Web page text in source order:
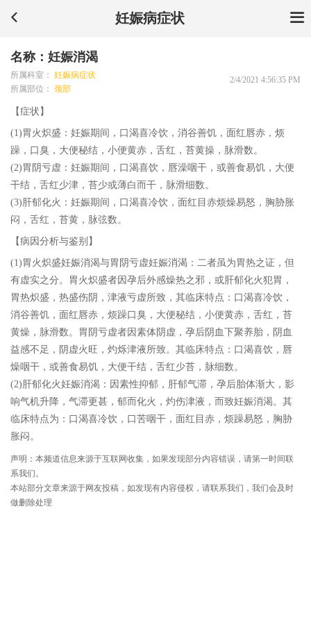
妊娠病症状
名称：妊娠消渴
所属科室： 妊娠病症状
所属部位： 颈部
2/4/2021 4:56:35 PM
【症状】
(1)胃火炽盛：妊娠期间，口渴喜冷饮，消谷善饥，面红唇赤，烦
躁，口臭，大便秘结，小便黄赤，舌红，苔黄操，脉滑数。
(2)胃阴亏虚：妊娠期间，口渴喜饮，唇澡咽干，或善食易饥，大便
干结，舌红少津，苔少或薄白而干，脉滑细数。
(3)肝郁化火：妊娠期间，口渴喜冷饮，面红目赤烦燥易怒，胸胁胀
闷，舌红，苔黄，脉弦数。
【病因分析与鉴别】
(1)胃火炽盛妊娠消渴与胃阴亏虚妊娠消渴：二者虽为胃热之证，但
有虚实之分。胃火炽盛者因孕后外感燥热之邪，或肝郁化火犯胃，
胃热炽盛，热盛伤阴，津液亏虚所致，其临床特点：口渴喜冷饮，
消谷善饥，面红唇赤，烦躁口臭，大便秘结，小便黄赤，舌红，苔
黄燥，脉滑数。胃阴亏虚者因素体阴虚，孕后阴血下聚养胎，阴血
益感不足，阴虚火旺，灼烁津液所致。其临床特点：口渴喜饮，唇
燥咽干，或善食易饥，大便干结，舌红少苔，脉细数。
(2)肝郁化火妊娠消渴：因素性抑郁，肝郁气滞，孕后胎体渐大，影
响气机升降，气滞更甚，郁而化火，灼伤津液，而致妊娠消渴。其
临床特点为：口渴喜冷饮，口苦咽干，面红目赤，烦躁易怒，胸胁
胀闷。
声明：本频道信息来源于互联网收集，如果发现部分内容错误，请第一时间联
系我们。
本站部分文章来源于网友投稿，如发现有内容侵权，请联系我们，我们会及时
做删除处理